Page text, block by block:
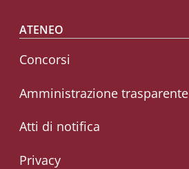
Footer menu
ATENEO
Concorsi
Amministrazione trasparente
Atti di notifica
Privacy